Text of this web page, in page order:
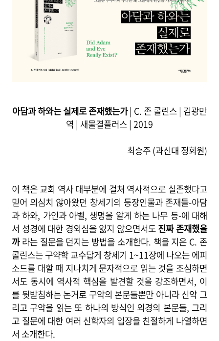
아담과 하와는 실제로 존재했는가| C. 존 콜린스 | 김광만
역 | 새물결플러스 | 2019
최승주 (과신대 정회원)
이 책은 교회 역사 대부분에 걸쳐 역사적으로 실존했다고
믿어 의심치 않아왔던 창세기의 등장인물과 존재들-아담
과 하와, 가인과 아벨, 생명을 알게 하는 나무 등-에 대해
서 성경에 대한 경외심을 잃지 않으면서도진짜 존재했을
까라는 질문을 던지는 방법을 소개한다. 책을 지은 C. 존
콜린스는 구약학 교수답게 창세기 1~11장에 나오는 에피
소드를 대할 때 지나치게 문자적으로 읽는 것을 조심하면
서도 동시에 역사적 핵심을 발견할 것을 강조하면서, 이
를 뒷받침하는 논거로 구약의 본문들뿐만 아니라 신약 그
리고 구약을 읽는 또 하나의 방식인 외경의 본문들, 그리
고 질문에 대한 여러 신학자의 입장을 친절하게 나열하면
서 소개한다.